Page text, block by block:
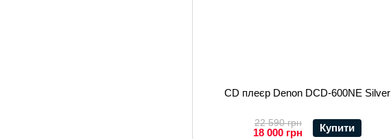
CD плеєр Denon DCD-600NE Silver
22 590 грн
18 000 грн Купити